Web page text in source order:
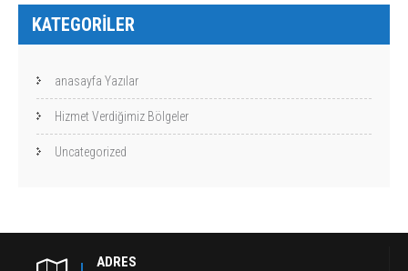
KATEGORILER
anasayfa Yazılar
Hizmet Verdiğimiz Bölgeler
Uncategorized
ADRES